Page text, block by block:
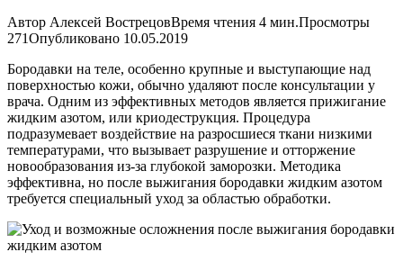
Автор Алексей ВострецовВремя чтения 4 мин.Просмотры
271Опубликовано 10.05.2019
Бородавки на теле, особенно крупные и выступающие над
поверхностью кожи, обычно удаляют после консультации у
врача. Одним из эффективных методов является прижигание
жидким азотом, или криодеструкция. Процедура
подразумевает воздействие на разросшиеся ткани низкими
температурами, что вызывает разрушение и отторжение
новообразования из-за глубокой заморозки. Методика
эффективна, но после выжигания бородавки жидким азотом
требуется специальный уход за областью обработки.